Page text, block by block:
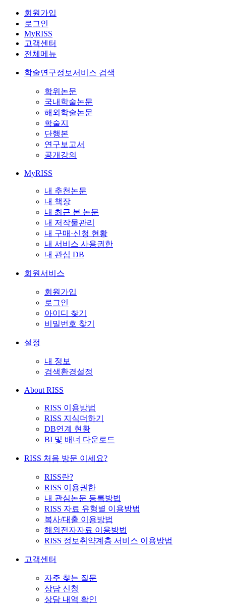
회원가입
로그인
MyRISS
고객센터
전체메뉴
학술연구정보서비스 검색
학위논문
국내학술논문
해외학술논문
학술지
단행본
연구보고서
공개강의
MyRISS
내 추천논문
내 책장
내 최근 본 논문
내 저작물관리
내 구매·신청 현황
내 서비스 사용권한
내 관심 DB
회원서비스
회원가입
로그인
아이디 찾기
비밀번호 찾기
설정
내 정보
검색환경설정
About RISS
RISS 이용방법
RISS 지식더하기
DB연계 현황
BI 및 배너 다운로드
RISS 처음 방문 이세요?
RISS란?
RISS 이용권한
내 관심논문 등록방법
RISS 자료 유형별 이용방법
복사/대출 이용방법
해외전자자료 이용방법
RISS 정보취약계층 서비스 이용방법
고객센터
자주 찾는 질문
상담 신청
상담 내역 확인